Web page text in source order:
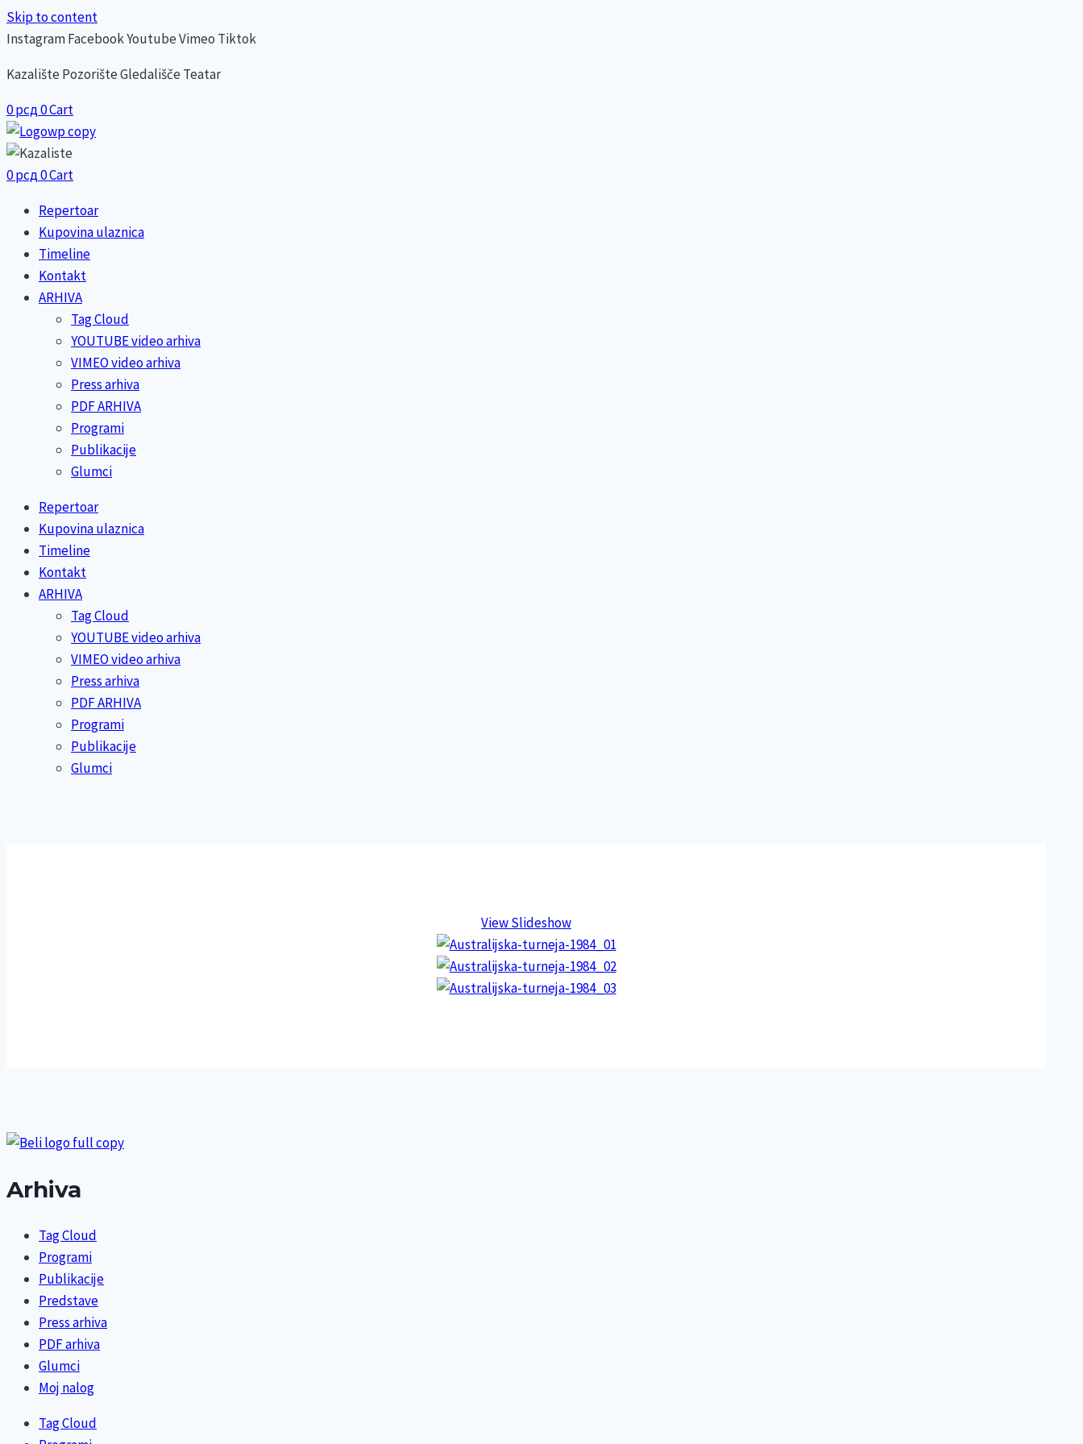
Skip to content
InstagramFacebookYoutubeVimeo Tiktok
Kazalište Pozorište Gledališče Teatar
0рсд0Cart
0рсд0Cart
Repertoar
Kupovina ulaznica
Timeline
Kontakt
ARHIVA
Tag Cloud
YOUTUBE video arhiva
VIMEO video arhiva
Press arhiva
PDF ARHIVA
Programi
Publikacije
Glumci
Repertoar
Kupovina ulaznica
Timeline
Kontakt
ARHIVA
Tag Cloud
YOUTUBE video arhiva
VIMEO video arhiva
Press arhiva
PDF ARHIVA
Programi
Publikacije
Glumci
View Slideshow
Arhiva
Tag Cloud
Programi
Publikacije
Predstave
Press arhiva
PDF arhiva
Glumci
Moj nalog
Tag Cloud